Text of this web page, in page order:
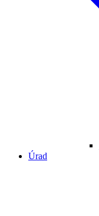
Úrad